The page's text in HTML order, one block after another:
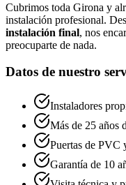
Cubrimos toda Girona y
instalación profesional.
instalación final, nos
preocuparte de nada.
Datos de nuestro
Instaladores
Más de 25 años
Puertas de PVC
Garantía de 10